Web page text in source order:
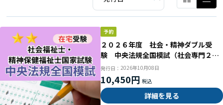
２０２６年度 社会・精神ダブル受
験 中央法規全国模試（社会専門２回
目＋共通科目２回目＋精神専門）
発行日： 2026年10月08日
10,450円
詳細を見る